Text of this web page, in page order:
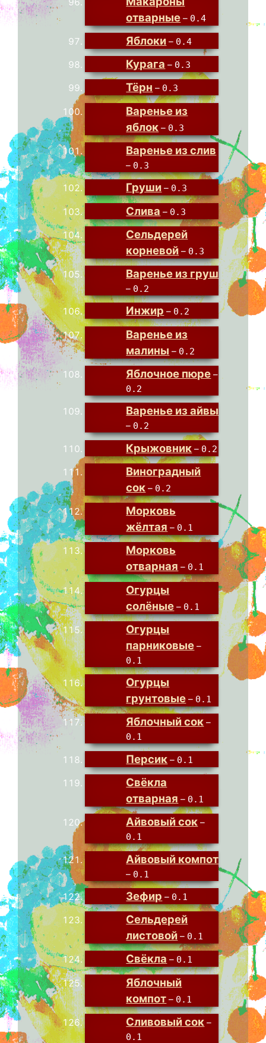
отварные – 0.4
Яблоки – 0.4
Курага – 0.3
Тёрн – 0.3
Варенье из
яблок – 0.3
Варенье из слив
– 0.3
Груши – 0.3
Слива – 0.3
Сельдерей
корневой – 0.3
Варенье из груш
– 0.2
Инжир – 0.2
Варенье из
малины – 0.2
Яблочное пюре –
0.2
Варенье из айвы
– 0.2
Крыжовник – 0.2
Виноградный
сок – 0.2
Морковь
жёлтая – 0.1
Морковь
отварная – 0.1
Огурцы
солёные – 0.1
Огурцы
парниковые –
0.1
Огурцы
грунтовые – 0.1
Яблочный сок –
0.1
Персик – 0.1
Свёкла
отварная – 0.1
Айвовый сок –
0.1
Айвовый компот
– 0.1
Зефир – 0.1
Сельдерей
листовой – 0.1
Свёкла – 0.1
Яблочный
компот – 0.1
Сливовый сок –
0.1